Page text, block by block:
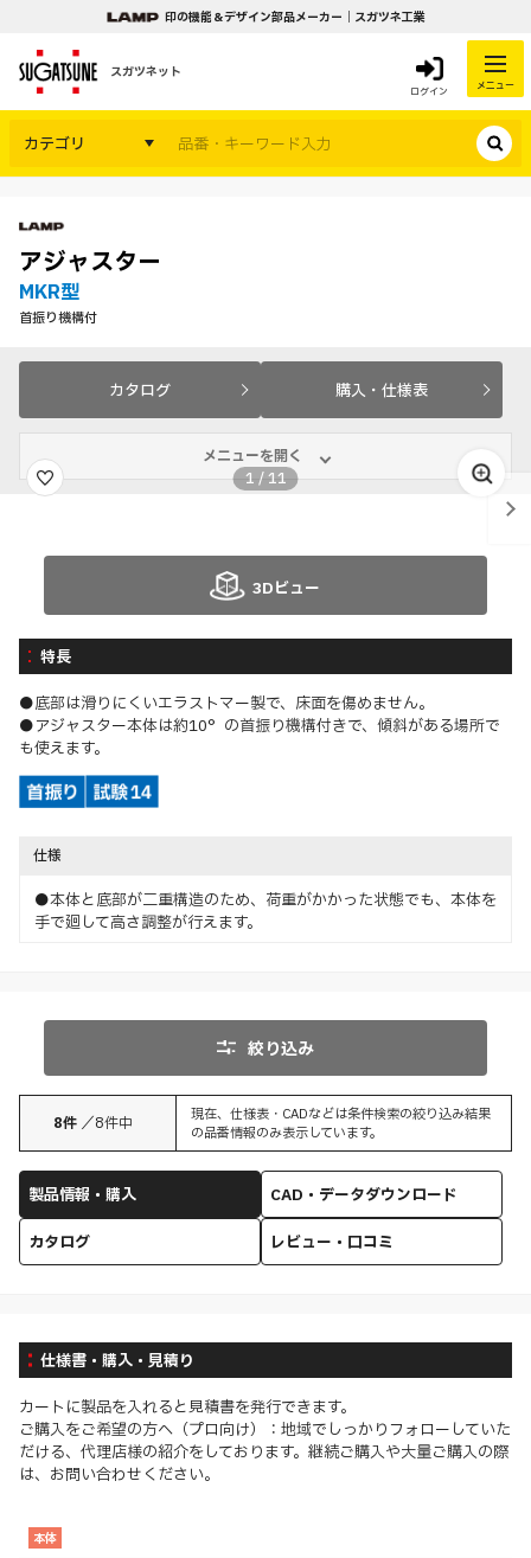
印の機能＆デザイン部品メーカー｜スガツネ工業
スガツネット
ログイン メニュー
カテゴリ
アジャスター
MKR型
首振り機構付
カタログ 購入・仕様表
メニューを開く
1 /11
3Dビュー
特長
●底部は滑りにくいエラストマー製で、床面を傷めません。
●アジャスター本体は約10°の首振り機構付きで、傾斜がある場所で
も使えます。
仕様
●本体と底部が二重構造のため、荷重がかかった状態でも、本体を
手で廻して高さ調整が行えます。
絞り込み
8件 ／8件中
現在、仕様表・CADなどは条件検索の絞り込み結果
の品番情報のみ表示しています。
製品情報・購入
CAD・データダウンロード
カタログ
レビュー・口コミ
仕様書・購入・見積り
カートに製品を入れると見積書を発行できます。
ご購入をご希望の方へ（プロ向け）：地域でしっかりフォローしていた
だける、代理店様の紹介をしております。継続ご購入や大量ご購入の際
は、お問い合わせください。
本体